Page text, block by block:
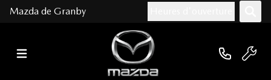
Mazda de Granby